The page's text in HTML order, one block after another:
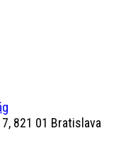
821 01 Bratislava